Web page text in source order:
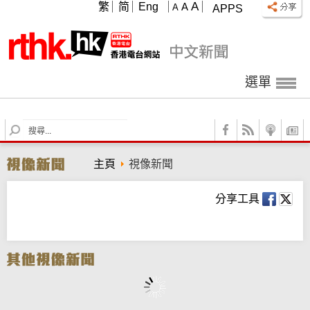
APPS
A A A
繁 简 Eng
選單
S
e
r
c
主頁 視像新聞
分享工具